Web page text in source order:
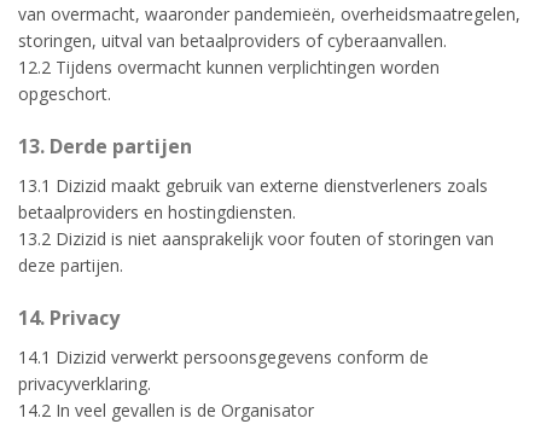
van overmacht, waaronder pandemieën, overheidsmaatregelen,
storingen, uitval van betaalproviders of cyberaanvallen.
12.2 Tijdens overmacht kunnen verplichtingen worden
opgeschort.
13. Derde partijen
13.1 Dizizid maakt gebruik van externe dienstverleners zoals
betaalproviders en hostingdiensten.
13.2 Dizizid is niet aansprakelijk voor fouten of storingen van
deze partijen.
14. Privacy
14.1 Dizizid verwerkt persoonsgegevens conform de
privacyverklaring.
14.2 In veel gevallen is de Organisator